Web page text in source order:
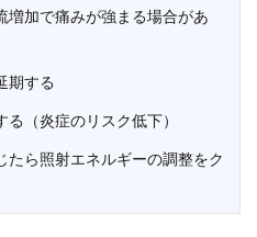
増加で痛みが強まる場合があ
期する
る（炎症のリスク低下）
たら照射エネルギーの調整をク